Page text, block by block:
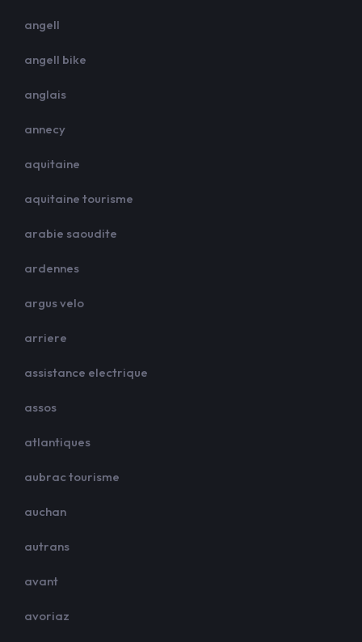
angell
angell bike
anglais
annecy
aquitaine
aquitaine tourisme
arabie saoudite
ardennes
argus velo
arriere
assistance electrique
assos
atlantiques
aubrac tourisme
auchan
autrans
avant
avoriaz